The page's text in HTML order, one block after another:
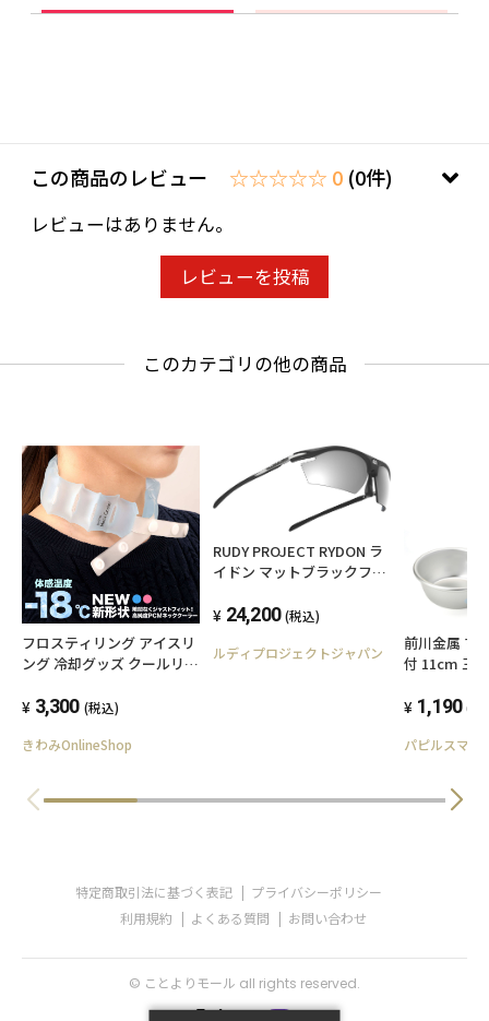
各部品をそれぞれ単品で販売可能です。
この商品のレビュー ☆☆☆☆☆ 0 (0件)
レビューはありません。
レビューを投稿
このカテゴリの他の商品
フロスティリング アイスリ
ング 冷却グッズ クールリン
く）】
3,300 (税込)
きわみOnlineShop
RUDY PROJECT RYDON ラ
イドン マットブラックフレ
ズ SP530906-0000
24,200 (税込)
ルディプロジェクトジャパン
前川金属 マ
付 11cm 三
シェラカッ
1,190 (税
パピルスマー
特定商取引法に基づく表記
プライバシーポリシー
利用規約
よくある質問 お問い合わせ
© ことよりモール all rights reserved.